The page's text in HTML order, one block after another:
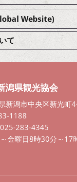
Website)
て
潟県観光協会
新潟市中央区新光町4
1188
283-4345
金曜日8時30分～17